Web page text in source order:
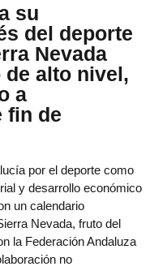
su
del deporte
Nevada
alto nivel,
a
fin de
por el deporte como
y desarrollo económico
un calendario
Nevada, fruto del
la Federación Andaluza
no